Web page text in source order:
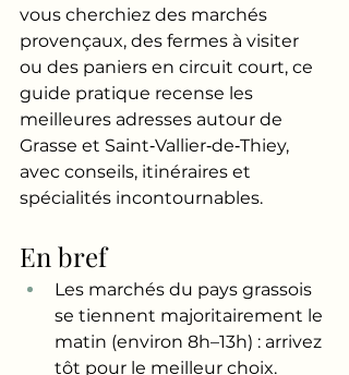
vous cherchiez des marchés
provençaux, des fermes à visiter
ou des paniers en circuit court, ce
guide pratique recense les
meilleures adresses autour de
Grasse et Saint‑Vallier‑de‑Thiey,
avec conseils, itinéraires et
spécialités incontournables.
En bref
Les marchés du pays grassois
se tiennent majoritairement le
matin (environ 8h–13h) : arrivez
tôt pour le meilleur choix.